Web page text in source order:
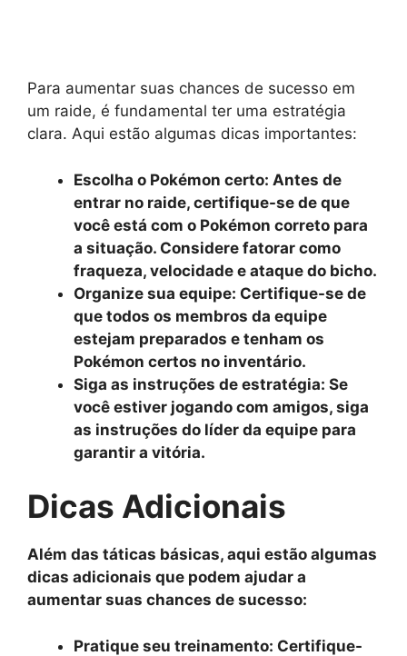
Para aumentar suas chances de sucesso em
um raide, é fundamental ter uma estratégia
clara. Aqui estão algumas dicas importantes:
Escolha o Pokémon certo: Antes de
entrar no raide, certifique-se de que
você está com o Pokémon correto para
a situação. Considere fatorar como
fraqueza, velocidade e ataque do bicho.
Organize sua equipe: Certifique-se de
que todos os membros da equipe
estejam preparados e tenham os
Pokémon certos no inventário.
Siga as instruções de estratégia: Se
você estiver jogando com amigos, siga
as instruções do líder da equipe para
garantir a vitória.
Dicas Adicionais
Além das táticas básicas, aqui estão algumas
dicas adicionais que podem ajudar a
aumentar suas chances de sucesso:
Pratique seu treinamento: Certifique-